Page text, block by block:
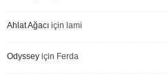
Ahlat Ağacı için lami
Odyssey için Ferda